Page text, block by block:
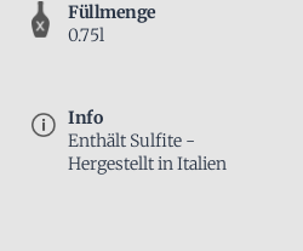
Füllmenge
0.75l
Info
Enthält Sulfite -
Hergestellt in Italien